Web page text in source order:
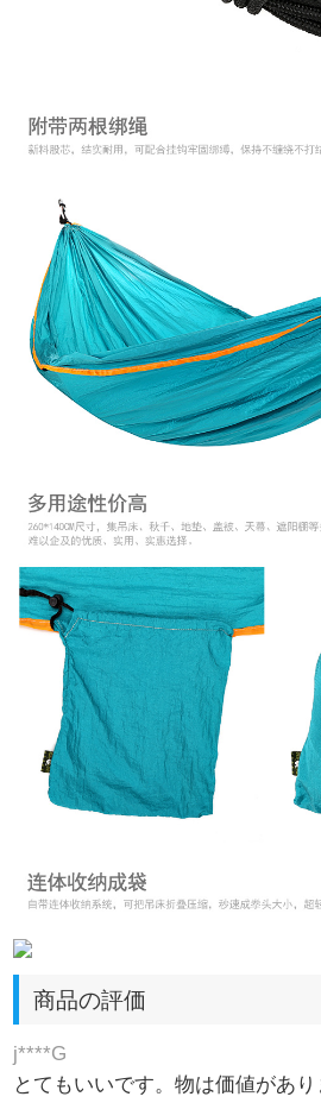
商品の評価
j****G
とてもいいです。物は価値があ